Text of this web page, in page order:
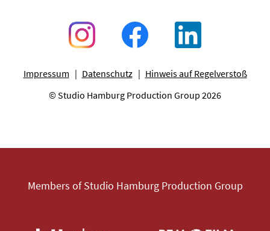
Impressum Datenschutz
Hinweis auf Regelverstoß
© Studio Hamburg Production Group 2026
Members of Studio Hamburg Production Group